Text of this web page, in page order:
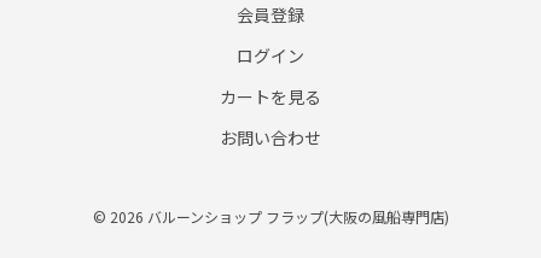
会員登録
ログイン
カートを見る
お問い合わせ
© 2026 バルーンショップ フラップ(大阪の風船専門店)